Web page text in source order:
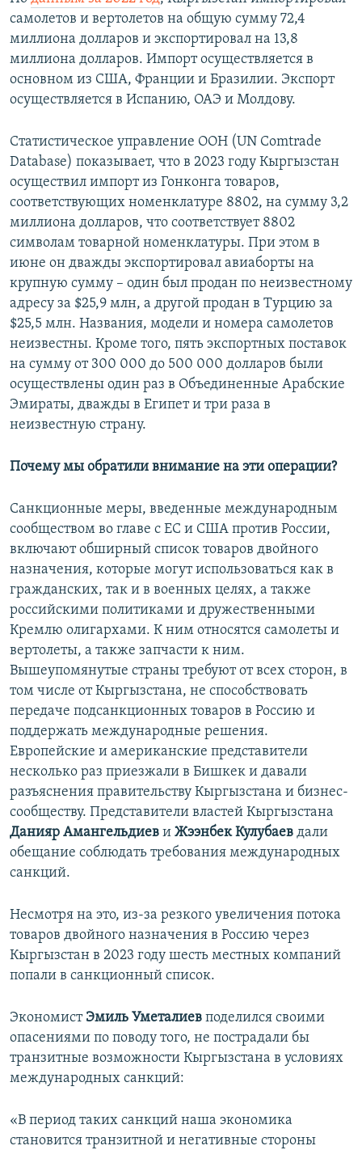
самолетов и вертолетов на общую сумму 72,4
миллиона долларов и экспортировал на 13,8
миллиона долларов. Импорт осуществляется в
основном из США, Франции и Бразилии. Экспорт
осуществляется в Испанию, ОАЭ и Молдову.
Статистическое управление ООН (UN Comtrade
Database) показывает, что в 2023 году Кыргызстан
осуществил импорт из Гонконга товаров,
соответствующих номенклатуре 8802, на сумму 3,2
миллиона долларов, что соответствует 8802
символам товарной номенклатуры. При этом в
июне он дважды экспортировал авиаборты на
крупную сумму – один был продан по неизвестному
адресу за $25,9 млн, а другой продан в Турцию за
$25,5 млн. Названия, модели и номера самолетов
неизвестны. Кроме того, пять экспортных поставок
на сумму от 300 000 до 500 000 долларов были
осуществлены один раз в Объединенные Арабские
Эмираты, дважды в Египет и три раза в
неизвестную страну.
Почему мы обратили внимание на эти операции?
Санкционные меры, введенные международным
сообществом во главе с ЕС и США против России,
включают обширный список товаров двойного
назначения, которые могут использоваться как в
гражданских, так и в военных целях, а также
российскими политиками и дружественными
Кремлю олигархами. К ним относятся самолеты и
вертолеты, а также запчасти к ним.
Вышеупомянутые страны требуют от всех сторон, в
том числе от Кыргызстана, не способствовать
передаче подсанкционных товаров в Россию и
поддержать международные решения.
Европейские и американские представители
несколько раз приезжали в Бишкек и давали
разъяснения правительству Кыргызстана и бизнес-
сообществу. Представители властей Кыргызстана
Данияр Амангельдиев и Жээнбек Кулубаев дали
обещание соблюдать требования международных
санкций.
Несмотря на это, из-за резкого увеличения потока
товаров двойного назначения в Россию через
Кыргызстан в 2023 году шесть местных компаний
попали в санкционный список.
Экономист Эмиль Уметалиев поделился своими
опасениями по поводу того, не пострадали бы
транзитные возможности Кыргызстана в условиях
международных санкций:
«В период таких санкций наша экономика
становится транзитной и негативные стороны